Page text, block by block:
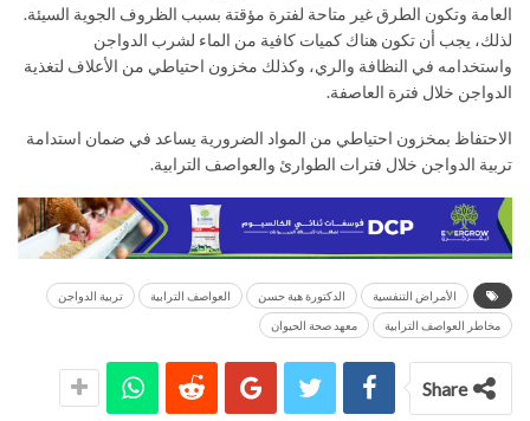
العامة وتكون الطرق غير متاحة لفترة مؤقتة بسبب الظروف الجوية السيئة.
لذلك، يجب أن تكون هناك كميات كافية من الماء لشرب الدواجن
واستخدامه في النظافة والري، وكذلك مخزون احتياطي من الأعلاف لتغذية
الدواجن خلال فترة العاصفة.
الاحتفاظ بمخزون احتياطي من المواد الضرورية يساعد في ضمان استدامة
تربية الدواجن خلال فترات الطوارئ والعواصف الترابية.
الأمراض التنفسية الدكتورة هبة حسن العواصف الترابية تربية الدواجن
مخاطر العواصف الترابية معهد صحة الحيوان
Share